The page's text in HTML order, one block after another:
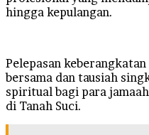
hingga kepulangan.
Pelepasan
bersama dan tausiah
spiritual bagi para
di Tanah Suci.